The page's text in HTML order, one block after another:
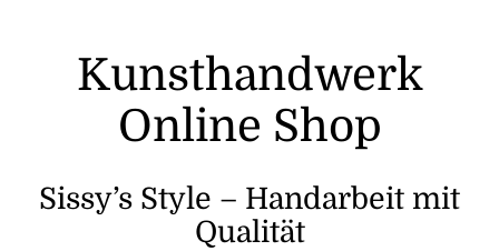
Kunsthandwerk
Online Shop
Sissy’s Style – Handarbeit mit
Qualität